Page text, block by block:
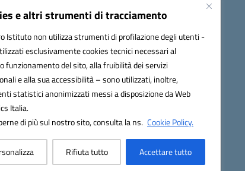
e altri strumenti di tracciamento
Istituto non utilizza strumenti di profilazione degli utenti -
esclusivamente cookies tecnici necessari al
funzionamento del sito, alla fruibilità dei servizi
e alla sua accessibilità – sono utilizzati, inoltre,
statistici anonimizzati messi a disposizione da Web
Italia.
di più sul nostro sito, consulta la ns. Cookie Policy.
Rifiuta tutto Accettare tutto